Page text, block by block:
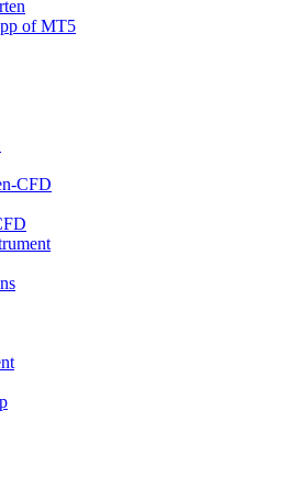
of MT5
CFD